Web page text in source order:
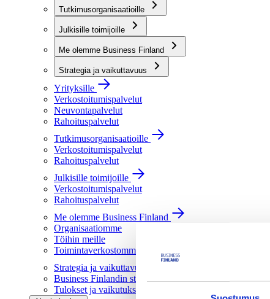
Tutkimusorganisaatioille
Julkisille toimijoille
Me olemme Business Finland
Strategia ja vaikuttavuus
Yrityksille
Verkostoitumispalvelut
Neuvontapalvelut
Rahoituspalvelut
Tutkimusorganisaatioille
Verkostoitumispalvelut
Rahoituspalvelut
Julkisille toimijoille
Verkostoitumispalvelut
Rahoituspalvelut
Me olemme Business Finland
Organisaatiomme
Töihin meille
Toimintaverkostomme
Strategia ja vaikuttavuus
Business Finlandin strategia 2030
Tulokset ja vaikutukset